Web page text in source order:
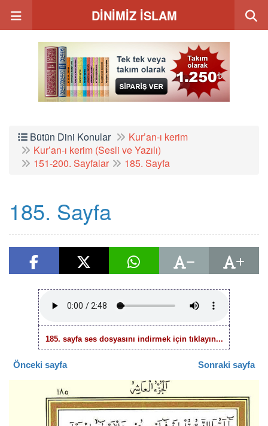
DİNİMİZ İSLAM
Bütün Dini Konular
Kur’an-ı kerim
Kur’an-ı kerim (Sesli ve Yazılı)
151-200. Sayfalar
185. Sayfa
185. Sayfa
185. sayfa ses dosyasını indirmek için tıklayın...
Önceki sayfa Sonraki sayfa